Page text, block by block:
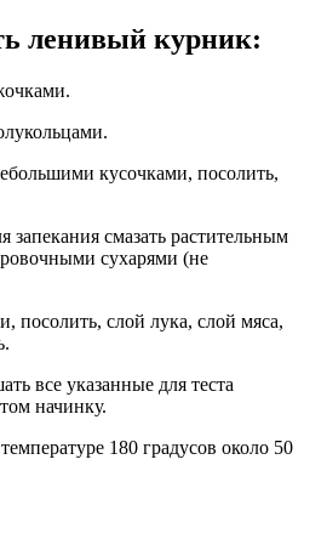
ленивый курник:
кусочками, посолить,
смазать растительным
сухарями (не
посолить, слой лука, слой мяса,
все указанные для теста
начинку.
180 градусов около 50